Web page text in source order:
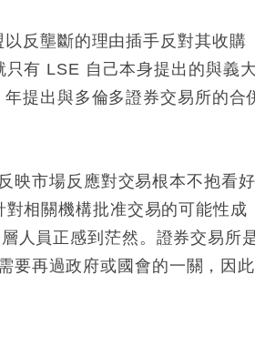
反壟斷的理由插手反對其收購
有 LSE 自己本身提出的與義大
提出與多倫多證券交易所的合
映市場反應對交易根本不抱看
相關機構批准交易的可能性成
人員正感到茫然。證券交易所
要再過政府或國會的一關，因